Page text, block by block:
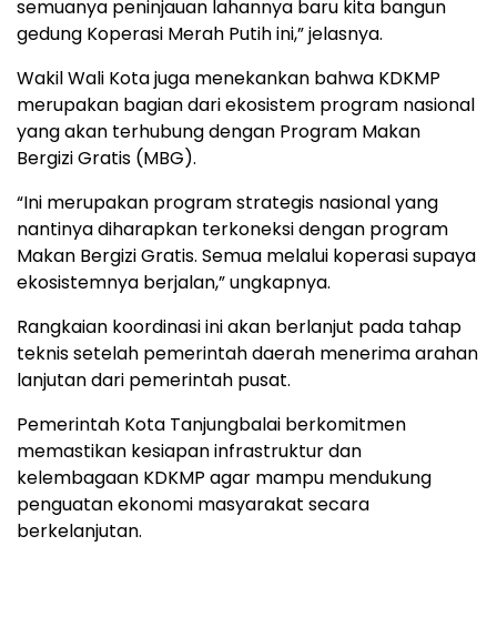
semuanya peninjauan lahannya baru kita bangun
gedung Koperasi Merah Putih ini,” jelasnya.
Wakil Wali Kota juga menekankan bahwa KDKMP
merupakan bagian dari ekosistem program nasional
yang akan terhubung dengan Program Makan
Bergizi Gratis (MBG).
“Ini merupakan program strategis nasional yang
nantinya diharapkan terkoneksi dengan program
Makan Bergizi Gratis. Semua melalui koperasi supaya
ekosistemnya berjalan,” ungkapnya.
Rangkaian koordinasi ini akan berlanjut pada tahap
teknis setelah pemerintah daerah menerima arahan
lanjutan dari pemerintah pusat.
Pemerintah Kota Tanjungbalai berkomitmen
memastikan kesiapan infrastruktur dan
kelembagaan KDKMP agar mampu mendukung
penguatan ekonomi masyarakat secara
berkelanjutan.